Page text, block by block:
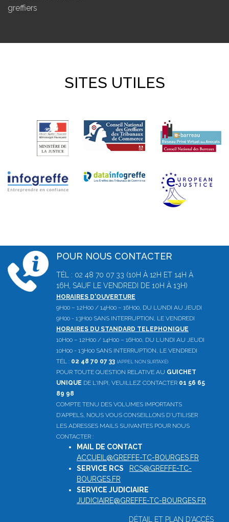
greffiers
SITES UTILES
POUR NOUS CONTACTER
TÉL : 02 48 70 07 33 (10H À 12H ET 14H À
16H, SAUF LE VENDREDI DE 10H À 13H)
HORAIRES D'OUVERTURE
9H00 – 12H00 / 14H00 – 16H00, DU LUNDI AU JEUDI
9H00 - 13H00 SANS INTERRUPTION, LE VENDREDI
HORAIRES DU STANDARD TELEPHONIQUE
10H00 – 12H00 / 14H00 – 16H00, DU LUNDI AU JEUDI
10H00 - 13H00 SANS INTERRUPTION, LE VENDREDI
TÉL : 02 48 70 07 33 (APPEL NON SURTAXÉ)
POUR TOUTE QUESTION RELATIVE AU GUICHET
UNIQUE DE L'INPI, VEUILLEZ CONTACTER 01 56 65
89 98
COMPTE TENU DES VOLUMES IMPORTANTS
D'APPELS, NOUS VOUS CONSEILLONS D'UTILISER
LES ADRESSES MAILS SUIVANTES POUR NOUS
CONTACTER :
MAIL DE CONTACT
ACCUEIL@GREFFE-TC-BOURGES.FR
SERVICE RCS
RCS@GREFFE-TC-
BOURGES.FR
SERVICE JUDICIAIRE
JUDICIAIRE@GREFFE-TC-BOURGES.FR
DÉTAIL ET PLAN D'ACCÈS